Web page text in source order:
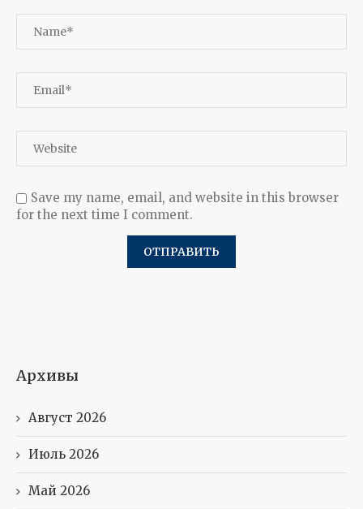
Save my name, email, and website in this browser
for the next time I comment.
Архивы
Август 2026
Июль 2026
Май 2026